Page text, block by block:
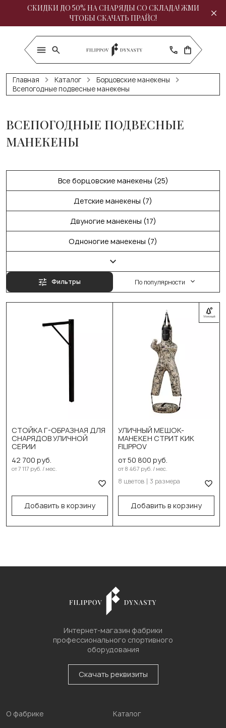
СКИДКИ ДО 50% НА СНАРЯДЫ СО СКЛАДА! ЖМИ
ЧТОБЫ СКАЧАТЬ ПРАЙС!
Главная Каталог
Борцовские манекены
Всепогодные подвесные манекены
ВСЕПОГОДНЫЕ ПОДВЕСНЫЕ
МАНЕКЕНЫ
Все борцовские манекены (25)
Детские манекены (7)
Двуногие манекены (17)
Одноногие манекены (7)
Фильтры По популярности
СТОЙКА Г-ОБРАЗНАЯ ДЛЯ
СНАРЯДОВ УЛИЧНОЙ
СЕРИИ
42 700 руб.
от 7 117 руб. / мес.
Добавить в корзину
В корзину
УЛИЧНЫЙ МЕШОК-
МАНЕКЕН СТРИТ КИК
FILIPPOV
от 50 800 руб.
от 8 467 руб. / мес.
8 цветов 3 размера
Добавить в корзину
Выберите цвет:
Чёрный
Синий
Красный
Жёлтый
Зеленый
Серый
Белый
Пиксель
Выберите размер:
Интернет-магазин фабрики
профессионального спортивного
оборудования
Скачать реквизиты
О фабрике Каталог